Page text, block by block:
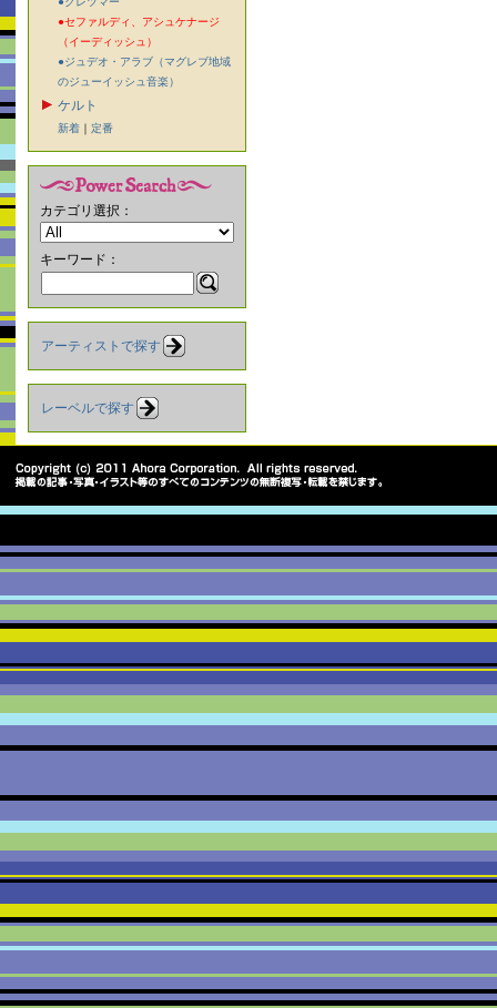
●セファルディ、アシュケナージ
（イーディッシュ）
●ジュデオ・アラブ（マグレブ地域
のジューイッシュ音楽）
ケルト
新着 ｜ 定番
カテゴリ選択：
キーワード：
アーティストで探す
レーベルで探す